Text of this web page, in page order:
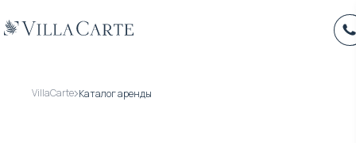
VillaCarte Каталог аренды